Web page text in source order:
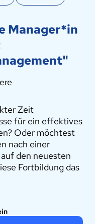
Manager*in
Zeit
für ein effektives
Oder möchtest
nach einer
den neuesten
Fortbildung das